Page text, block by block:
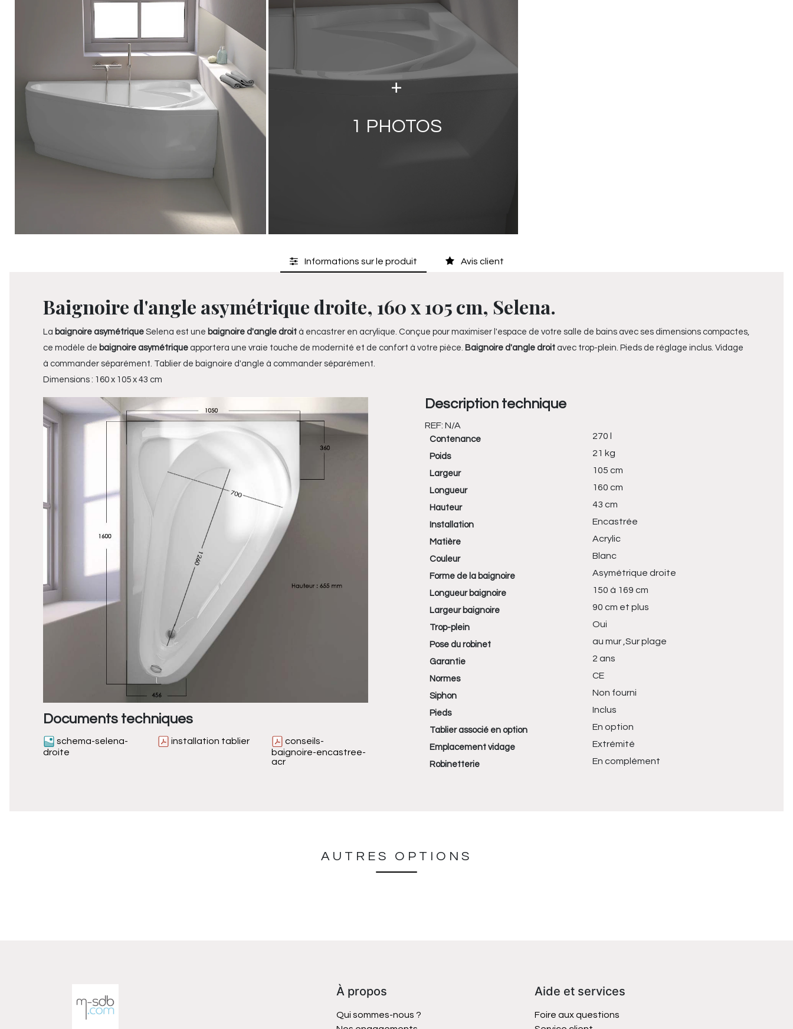
+
1 PHOTOS
Informations sur le produit Avis client
Baignoire d'angle asymétrique droite, 160 x 105 cm, Selena.
La baignoire asymétrique Selena est une baignoire d'angle droit à encastrer en acrylique. Conçue pour maximiser l'espace de votre salle de bains avec ses dimensions compactes,
ce modèle de baignoire asymétrique apportera une vraie touche de modernité et de confort à votre pièce. Baignoire d'angle droit avec trop-plein. Pieds de réglage inclus. Vidage
à commander séparément. Tablier de baignoire d'angle à commander séparément.
Dimensions : 160 x 105 x 43 cm
Documents techniques
schema-selena-
droite
installation tablier
conseils-
baignoire-encastree-
acr
Description technique
REF: N/A
Contenance 270 l
Poids 21 kg
Largeur 105 cm
Longueur 160 cm
Hauteur 43 cm
Installation Encastrée
Matière Acrylic
Couleur Blanc
Forme de la baignoire Asymétrique droite
Longueur baignoire 150 à 169 cm
Largeur baignoire 90 cm et plus
Trop-plein Oui
Pose du robinet au mur ,Sur plage
Garantie 2 ans
Normes CE
Siphon Non fourni
Pieds Inclus
Tablier associé en option En option
Emplacement vidage Extrémité
Robinetterie En complément
AUTRES OPTIONS
À propos
Qui sommes-nous ?
Aide et services
Foire aux questions